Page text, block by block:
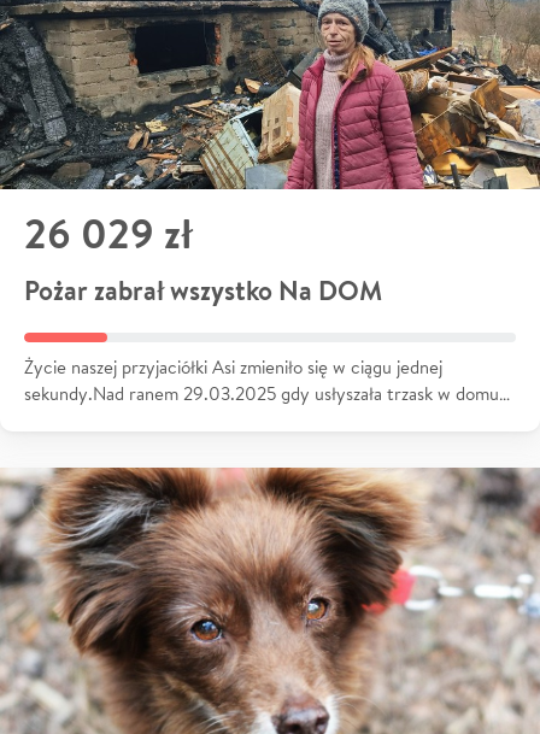
26 029 zł
Pożar zabrał wszystko Na DOM
Życie naszej przyjaciółki Asi zmieniło się w ciągu jednej
sekundy.Nad ranem 29.03.2025 gdy usłyszała trzask w domu…